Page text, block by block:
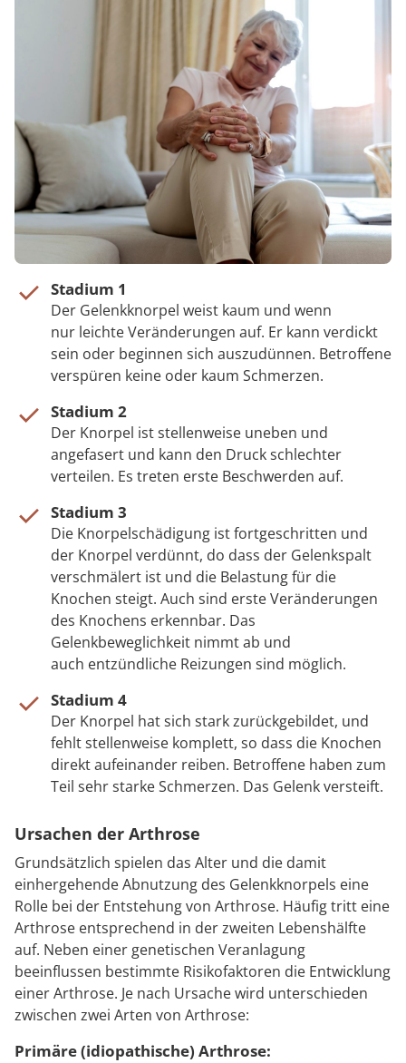
Stadium 1
Der Gelenkknorpel weist kaum und wenn
nur leichte Veränderungen auf. Er kann verdickt
sein oder beginnen sich auszudünnen. Betroffene
verspüren keine oder kaum Schmerzen.
Stadium 2
Der Knorpel ist stellenweise uneben und
angefasert und kann den Druck schlechter
verteilen. Es treten erste Beschwerden auf.
Stadium 3
Die Knorpelschädigung ist fortgeschritten und
der Knorpel verdünnt, do dass der Gelenkspalt
verschmälert ist und die Belastung für die
Knochen steigt. Auch sind erste Veränderungen
des Knochens erkennbar. Das
Gelenkbeweglichkeit nimmt ab und
auch entzündliche Reizungen sind möglich.
Stadium 4
Der Knorpel hat sich stark zurückgebildet, und
fehlt stellenweise komplett, so dass die Knochen
direkt aufeinander reiben. Betroffene haben zum
Teil sehr starke Schmerzen. Das Gelenk versteift.
Ursachen der Arthrose
Grundsätzlich spielen das Alter und die damit
einhergehende Abnutzung des Gelenkknorpels eine
Rolle bei der Entstehung von Arthrose. Häufig tritt eine
Arthrose entsprechend in der zweiten Lebenshälfte
auf. Neben einer genetischen Veranlagung
beeinflussen bestimmte Risikofaktoren die Entwicklung
einer Arthrose. Je nach Ursache wird unterschieden
zwischen zwei Arten von Arthrose:
Primäre (idiopathische) Arthrose: